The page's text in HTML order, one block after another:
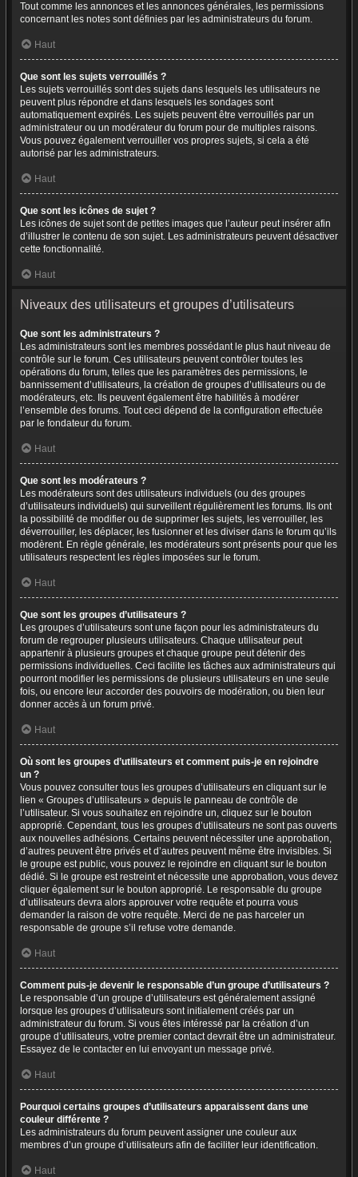
Tout comme les annonces et les annonces générales, les permissions
concernant les notes sont définies par les administrateurs du forum.
Haut
Que sont les sujets verrouillés ?
Les sujets verrouillés sont des sujets dans lesquels les utilisateurs ne
peuvent plus répondre et dans lesquels les sondages sont
automatiquement expirés. Les sujets peuvent être verrouillés par un
administrateur ou un modérateur du forum pour de multiples raisons.
Vous pouvez également verrouiller vos propres sujets, si cela a été
autorisé par les administrateurs.
Haut
Que sont les icônes de sujet ?
Les icônes de sujet sont de petites images que l’auteur peut insérer afin
d’illustrer le contenu de son sujet. Les administrateurs peuvent désactiver
cette fonctionnalité.
Haut
Niveaux des utilisateurs et groupes d’utilisateurs
Que sont les administrateurs ?
Les administrateurs sont les membres possédant le plus haut niveau de
contrôle sur le forum. Ces utilisateurs peuvent contrôler toutes les
opérations du forum, telles que les paramètres des permissions, le
bannissement d’utilisateurs, la création de groupes d’utilisateurs ou de
modérateurs, etc. Ils peuvent également être habilités à modérer
l’ensemble des forums. Tout ceci dépend de la configuration effectuée
par le fondateur du forum.
Haut
Que sont les modérateurs ?
Les modérateurs sont des utilisateurs individuels (ou des groupes
d’utilisateurs individuels) qui surveillent régulièrement les forums. Ils ont
la possibilité de modifier ou de supprimer les sujets, les verrouiller, les
déverrouiller, les déplacer, les fusionner et les diviser dans le forum qu’ils
modèrent. En règle générale, les modérateurs sont présents pour que les
utilisateurs respectent les règles imposées sur le forum.
Haut
Que sont les groupes d’utilisateurs ?
Les groupes d’utilisateurs sont une façon pour les administrateurs du
forum de regrouper plusieurs utilisateurs. Chaque utilisateur peut
appartenir à plusieurs groupes et chaque groupe peut détenir des
permissions individuelles. Ceci facilite les tâches aux administrateurs qui
pourront modifier les permissions de plusieurs utilisateurs en une seule
fois, ou encore leur accorder des pouvoirs de modération, ou bien leur
donner accès à un forum privé.
Haut
Où sont les groupes d’utilisateurs et comment puis-je en rejoindre
un ?
Vous pouvez consulter tous les groupes d’utilisateurs en cliquant sur le
lien « Groupes d’utilisateurs » depuis le panneau de contrôle de
l’utilisateur. Si vous souhaitez en rejoindre un, cliquez sur le bouton
approprié. Cependant, tous les groupes d’utilisateurs ne sont pas ouverts
aux nouvelles adhésions. Certains peuvent nécessiter une approbation,
d’autres peuvent être privés et d’autres peuvent même être invisibles. Si
le groupe est public, vous pouvez le rejoindre en cliquant sur le bouton
dédié. Si le groupe est restreint et nécessite une approbation, vous devez
cliquer également sur le bouton approprié. Le responsable du groupe
d’utilisateurs devra alors approuver votre requête et pourra vous
demander la raison de votre requête. Merci de ne pas harceler un
responsable de groupe s’il refuse votre demande.
Haut
Comment puis-je devenir le responsable d’un groupe d’utilisateurs ?
Le responsable d’un groupe d’utilisateurs est généralement assigné
lorsque les groupes d’utilisateurs sont initialement créés par un
administrateur du forum. Si vous êtes intéressé par la création d’un
groupe d’utilisateurs, votre premier contact devrait être un administrateur.
Essayez de le contacter en lui envoyant un message privé.
Haut
Pourquoi certains groupes d’utilisateurs apparaissent dans une
couleur différente ?
Les administrateurs du forum peuvent assigner une couleur aux
membres d’un groupe d’utilisateurs afin de faciliter leur identification.
Haut